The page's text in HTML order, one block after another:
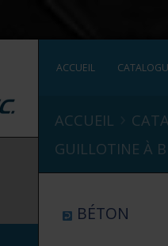
ACCUEIL
ACCUEIL
GUILLOTINE À
BÉTON